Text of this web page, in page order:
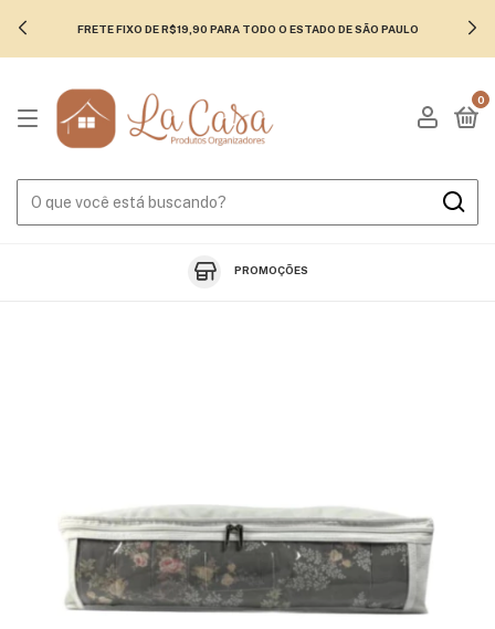
FRETE FIXO DE R$19,90 PARA TODO O ESTADO DE SÃO PAULO
0
PROMOÇÕES